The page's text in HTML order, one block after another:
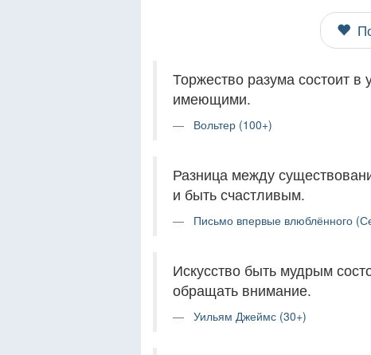
Торжество разума состоит
имеющими.
Вольтер (100+)
Разница между
и быть счастливым.
Письмо впервые влюблённого
Искусство быть мудрым
обращать внимание.
Уильям Джеймс (30+)